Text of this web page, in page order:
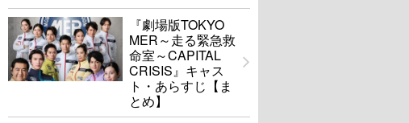
『劇場版TOKYO
MER～走る緊急救
命室～CAPITAL
CRISIS』キャス
ト・あらすじ【ま
とめ】